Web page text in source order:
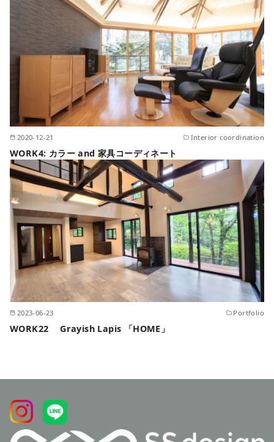
2020-12-21 Interior coordination
WORK4: カラー and 家具コーディネート
2023-06-23 Portfolio
WORK22 Grayish Lapis 「HOME」